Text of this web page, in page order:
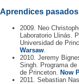
Aprendices
2009. Neo
Laboratorio Llinás.
Universidad de
Warsaw
2010. Jeremy
Singh. Programa
de Princeton.
Now
2011. Sebastian